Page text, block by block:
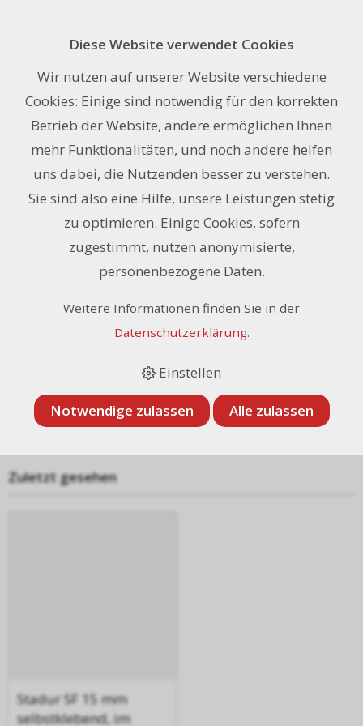
Zuschnitt
97.00
CHF / Stk.
exkl. 8.1% MwSt.
Art. Nr B24.0159
Auf Anfrage
Anfrage zu diesem Artikel ›
Zuletzt gesehen
Stadur SF 15 mm
selbstklebend, im
Diese Website verwendet Cookies
Wir nutzen auf unserer Website verschiedene
Cookies: Einige sind notwendig für den korrekten
Betrieb der Website, andere ermöglichen Ihnen
mehr Funktionalitäten, und noch andere helfen
uns dabei, die Nutzenden besser zu verstehen.
Sie sind also eine Hilfe, unsere Leistungen stetig
zu optimieren. Einige Cookies, sofern
zugestimmt, nutzen anonymisierte,
personenbezogene Daten.
Weitere Informationen finden Sie in der
Datenschutzerklärung.
Einstellen
Notwendige zulassen Alle zulassen